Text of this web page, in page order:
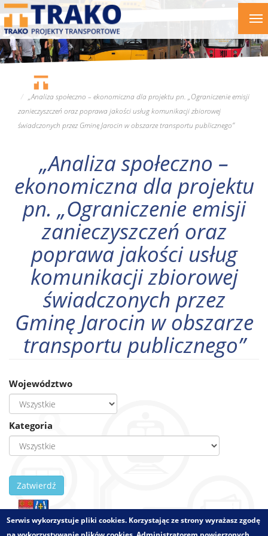
Przejdź
treści
„Analiza społeczno – ekonomiczna dla projektu pn. „Ograniczenie emisji
zanieczyszczeń oraz poprawa jakości usług komunikacji zbiorowej
świadczonych przez Gminę Jarocin w obszarze transportu publicznego”
„Analiza społeczno –
ekonomiczna dla projektu
pn. „Ograniczenie emisji
zanieczyszczeń oraz
poprawa jakości usług
komunikacji zbiorowej
świadczonych przez
Gminę Jarocin w obszarze
transportu publicznego”
Województwo
Kategoria
Zatwierdź
Serwis wykorzystuje pliki cookies. Korzystając ze strony wyrażasz zgodę